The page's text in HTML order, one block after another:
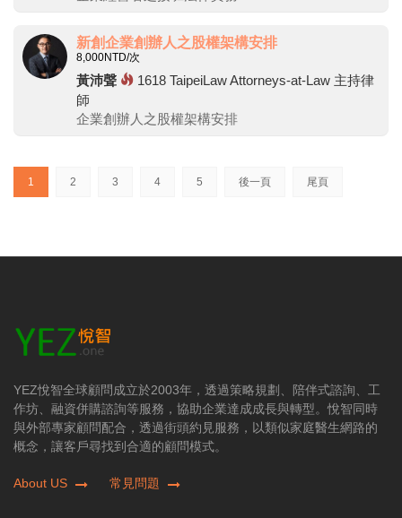
新創企業創辦人之股權架構安排
8,000NTD/次
黃沛聲 1618 TaipeiLaw​ Attorneys-at-Law 主持律
師
企業創辦人之股權架構安排
1 (current)2 3 4 5 後一頁 尾頁
YEZ悅智全球顧問成立於2003年，透過策略規劃、陪伴式諮詢、工
作坊、融資併購諮詢等服務，協助企業達成成長與轉型。悅智同時
與外部專家顧問配合，透過街頭約見服務，以類似家庭醫生網路的
概念，讓客戶尋找到合適的顧問模式。
About US 常見問題